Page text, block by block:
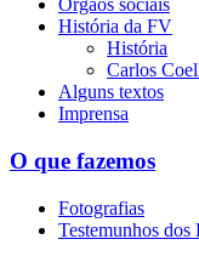
Orgãos sociais
História da FV
História
Carlos
Alguns textos
Imprensa
O que fazemos
Fotografias
Testemunhos dos